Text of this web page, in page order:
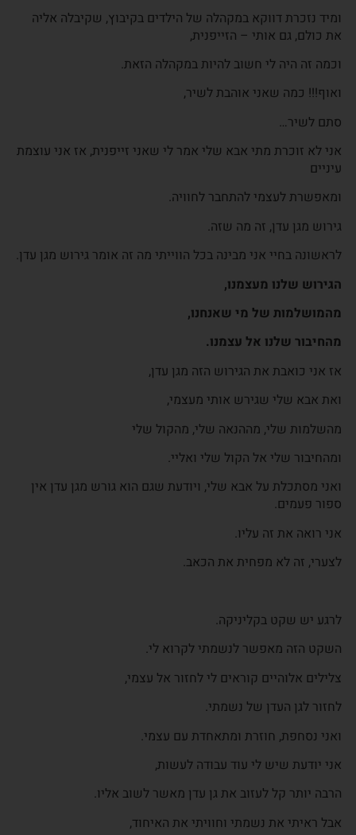
ומיד נזכרת דווקא במקהלה של הילדים בקיבוץ, שקיבלה אליה
את כולם, גם אותי – הזייפנית,
וכמה זה היה לי חשוב להיות במקהלה הזאת.
ואוף!!! כמה שאני אוהבת לשיר,
סתם לשיר…
אני לא זוכרת מתי אבא שלי אמר לי שאני זייפנית, אז אני עוצמת
עיניים
ומאפשרת לעצמי להתחבר לחוויה.
גירוש מגן עדן, זה מה שזה.
לראשונה בחיי אני מבינה בכל הווייתי מה זה אומר גירוש מגן עדן.
הגירוש שלנו מעצמנו,
מהמושלמות של מי שאנחנו,
מהחיבור שלנו אל עצמנו.
אז אני כואבת את הגירוש הזה מגן עדן,
ואת אבא שלי שגירש אותי מעצמי,
מהשלמות שלי, מההנאה שלי, מהקול שלי
ומהחיבור שלי אל הקול שלי ואליי.
ואני מסתכלת על אבא שלי, ויודעת שגם הוא גורש מגן עדן אין
ספור פעמים.
אני רואה את זה עליו.
לצערי, זה לא מפחית את הכאב.
לרגע יש שקט בקליניקה.
השקט הזה מאפשר לנשמתי לקרוא לי.
צלילים אלוהיים קוראים לי לחזור אל עצמי,
לחזור לגן העדן של נשמתי.
ואני נסחפת, חוזרת ומתאחדת עם עצמי.
אני יודעת שיש לי עוד עבודה לעשות,
הרבה יותר קל לעזוב את גן עדן מאשר לשוב אליו.
אבל ראיתי את נשמתי וחוויתי את האיחוד,